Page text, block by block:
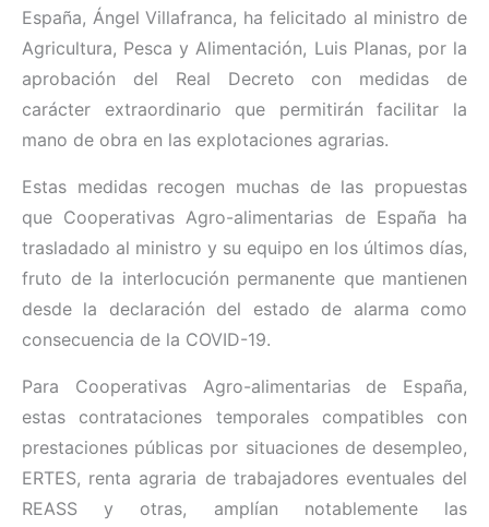
España, Ángel Villafranca, ha felicitado al ministro de
Agricultura, Pesca y Alimentación, Luis Planas, por la
aprobación del Real Decreto con medidas de
carácter extraordinario que permitirán facilitar la
mano de obra en las explotaciones agrarias.
Estas medidas recogen muchas de las propuestas
que Cooperativas Agro-alimentarias de España ha
trasladado al ministro y su equipo en los últimos días,
fruto de la interlocución permanente que mantienen
desde la declaración del estado de alarma como
consecuencia de la COVID-19.
Para Cooperativas Agro-alimentarias de España,
estas contrataciones temporales compatibles con
prestaciones públicas por situaciones de desempleo,
ERTES, renta agraria de trabajadores eventuales del
REASS y otras, amplían notablemente las